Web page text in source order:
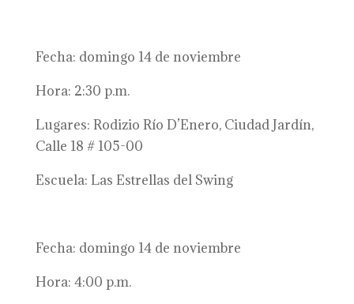
Fecha: domingo 14 de noviembre
Hora: 2:30 p.m.
Lugares: Rodizio Río D’Enero, Ciudad Jardín,
Calle 18 # 105-00
Escuela: Las Estrellas del Swing
Fecha: domingo 14 de noviembre
Hora: 4:00 p.m.